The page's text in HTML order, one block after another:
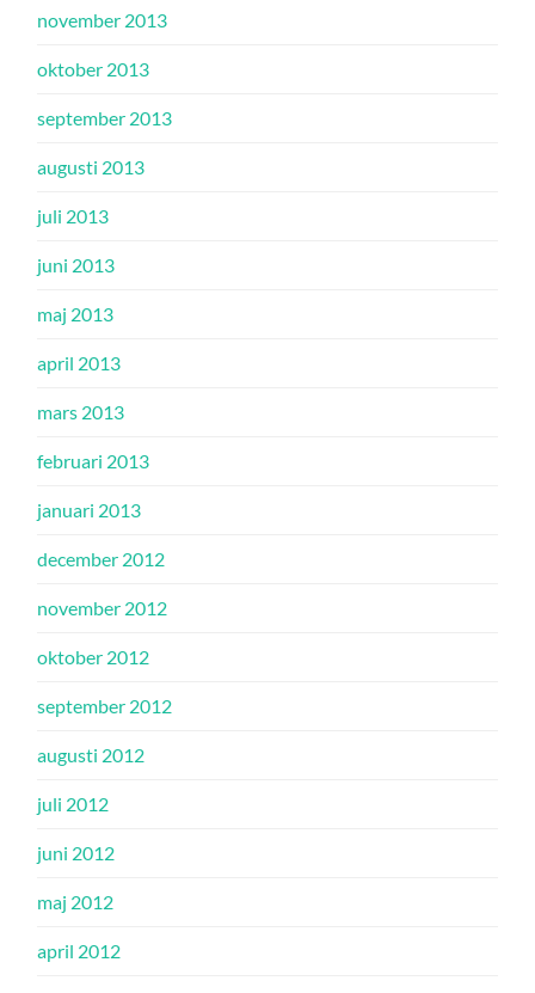
november 2013
oktober 2013
september 2013
augusti 2013
juli 2013
juni 2013
maj 2013
april 2013
mars 2013
februari 2013
januari 2013
december 2012
november 2012
oktober 2012
september 2012
augusti 2012
juli 2012
juni 2012
maj 2012
april 2012